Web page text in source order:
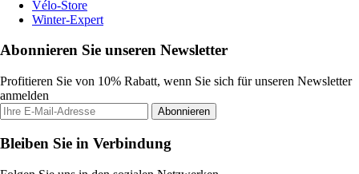
Vélo-Store
Winter-Expert
Abonnieren Sie unseren Newsletter
Profitieren Sie von 10% Rabatt, wenn Sie sich für unseren Newsletter
anmelden
Abonnieren
Bleiben Sie in Verbindung